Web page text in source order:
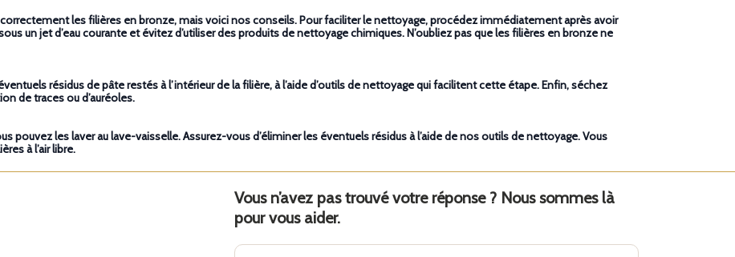
les filières en bronze, mais voici nos conseils. Pour faciliter le nettoyage, procédez immédiatement après avoir
un jet d’eau courante et évitez d’utiliser des produits de nettoyage chimiques. N’oubliez pas que les filières en bronze ne
résidus de pâte restés à l’intérieur de la filière, à l’aide d’outils de nettoyage qui facilitent cette étape. Enfin, séchez
de traces ou d’auréoles.
pouvez les laver au lave-vaisselle. Assurez-vous d’éliminer les éventuels résidus à l’aide de nos outils de nettoyage. Vous
à l’air libre.
Vous n’avez pas trouvé votre réponse ? Nous sommes là
pour vous aider.